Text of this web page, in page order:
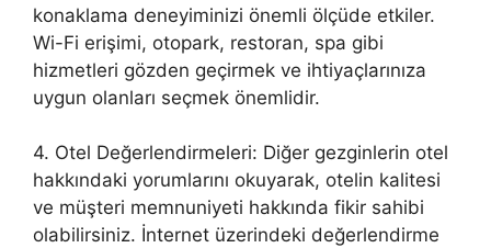
konaklama deneyiminizi önemli ölçüde etkiler.
Wi-Fi erişimi, otopark, restoran, spa gibi
hizmetleri gözden geçirmek ve ihtiyaçlarınıza
uygun olanları seçmek önemlidir.
4. Otel Değerlendirmeleri: Diğer gezginlerin otel
hakkındaki yorumlarını okuyarak, otelin kalitesi
ve müşteri memnuniyeti hakkında fikir sahibi
olabilirsiniz. İnternet üzerindeki değerlendirme